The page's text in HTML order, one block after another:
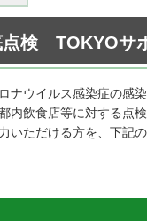
点検 TOKYOサ
ナウイルス感染症の感
内飲食店等に対する点
いただける方を、下記